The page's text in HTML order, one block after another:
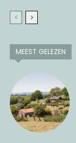
MEEST GELEZEN